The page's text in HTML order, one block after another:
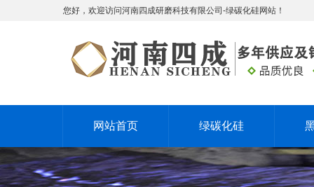
您好，欢迎访问河南四成研磨科技有限公司-绿碳化硅网站！
网站首页 绿碳化硅